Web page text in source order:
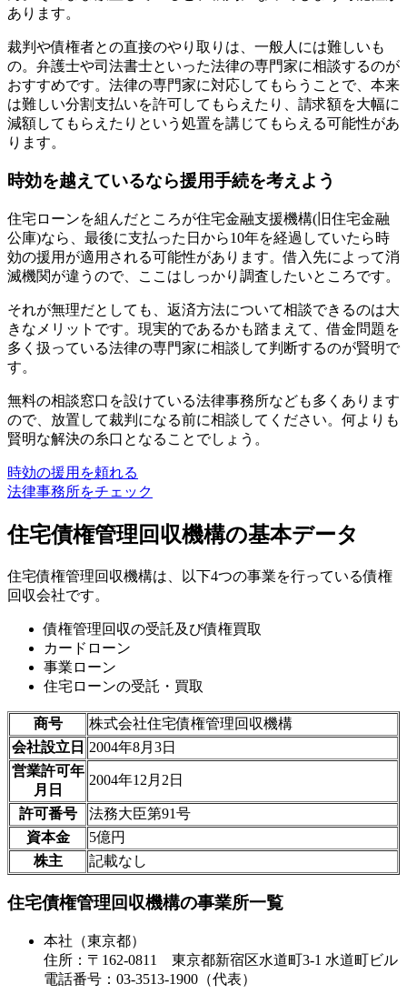
あります。
裁判や債権者との直接のやり取りは、一般人には難しいも
の。弁護士や司法書士といった法律の専門家に相談するのが
おすすめです。法律の専門家に対応してもらうことで、本来
は難しい分割支払いを許可してもらえたり、請求額を大幅に
減額してもらえたりという処置を講じてもらえる可能性があ
ります。
時効を越えているなら援用手続を考えよう
住宅ローンを組んだところが住宅金融支援機構(旧住宅金融
公庫)なら、最後に支払った日から10年を経過していたら時
効の援用が適用される可能性があります。借入先によって消
滅機関が違うので、ここはしっかり調査したいところです。
それが無理だとしても、返済方法について相談できるのは大
きなメリットです。現実的であるかも踏まえて、借金問題を
多く扱っている法律の専門家に相談して判断するのが賢明で
す。
無料の相談窓口を設けている法律事務所なども多くあります
ので、放置して裁判になる前に相談してください。何よりも
賢明な解決の糸口となることでしょう。
時効の援用を頼れる
法律事務所をチェック
住宅債権管理回収機構の基本データ
住宅債権管理回収機構は、以下4つの事業を行っている債権
回収会社です。
債権管理回収の受託及び債権買取
カードローン
事業ローン
住宅ローンの受託・買取
商号
株式会社住宅債権管理回収機構
会社設立日 2004年8月3日
営業許可年
月日
2004年12月2日
許可番号
法務大臣第91号
資本金
5億円
株主
記載なし
住宅債権管理回収機構の事業所一覧
本社（東京都）
住所：〒162-0811 東京都新宿区水道町3-1 水道町ビル
電話番号：03-3513-1900（代表）